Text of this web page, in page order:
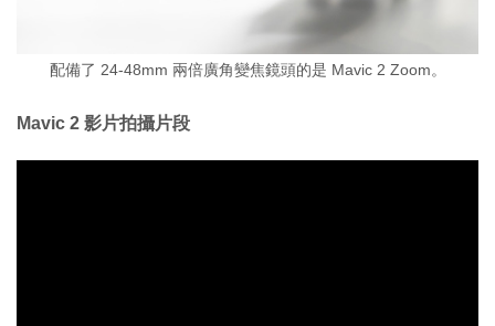
配備了 24-48mm 兩倍廣角變焦鏡頭的是 Mavic 2 Zoom。
Mavic 2 影片拍攝片段